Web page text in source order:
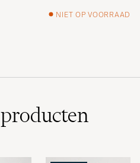
NIET OP VOORRAAD
producten